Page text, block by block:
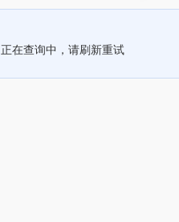
正在查询中，请刷新重试